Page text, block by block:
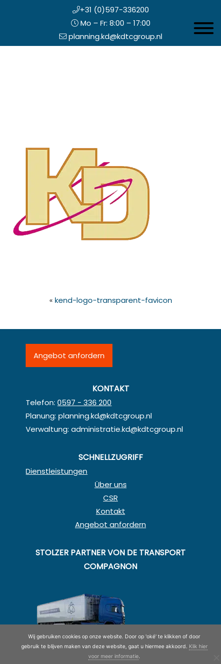
+31 (0)597-336200
Mo – Fr: 8:00 – 17:00
planning.kd@kdtcgroup.nl
« kend-logo-transparent-favicon
Angebot anfordern
KONTAKT
Telefon:0597 - 336 200
Planung:planning.kd@kdtcgroup.nl
Verwaltung:administratie.kd@kdtcgroup.nl
SCHNELLZUGRIFF
Dienstleistungen
Über uns
CSR
Kontakt
Angebot anfordern
STOLZER PARTNER VON DE TRANSPORT
COMPAGNON
Wij gebruiken cookies op onze website. Door op 'oké' te klikken of door
gebruik te blijven maken van deze website, gaat u hiermee akkoord. Klik hier
voor meer informatie.